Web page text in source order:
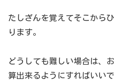
たしざんを覚えてそこから
ります。
どうしても難しい場合は、
算出来るようにすればいいで